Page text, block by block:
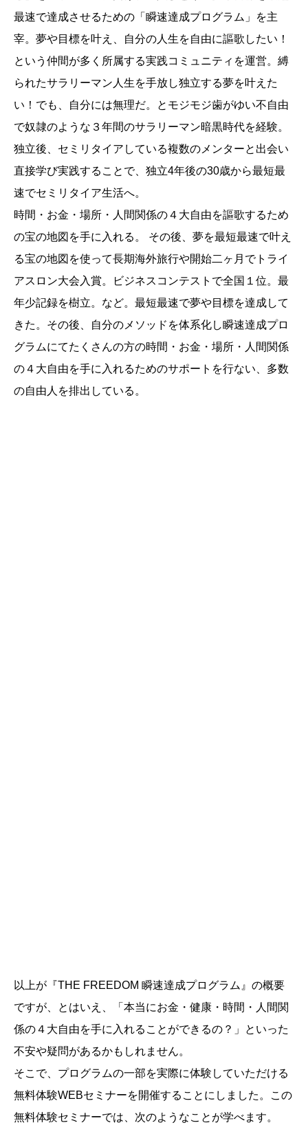
最速で達成させるための「瞬速達成プログラム」を主
宰。夢や目標を叶え、自分の人生を自由に謳歌したい！
という仲間が多く所属する実践コミュニティを運営。縛
られたサラリーマン人生を手放し独立する夢を叶えた
い！でも、自分には無理だ。とモジモジ歯がゆい不自由
で奴隷のような３年間のサラリーマン暗黒時代を経験。
独立後、セミリタイアしている複数のメンターと出会い
直接学び実践することで、独立4年後の30歳から最短最
速でセミリタイア生活へ。
時間・お金・場所・人間関係の４大自由を謳歌するため
の宝の地図を手に入れる。 その後、夢を最短最速で叶え
る宝の地図を使って長期海外旅行や開始二ヶ月でトライ
アスロン大会入賞。ビジネスコンテストで全国１位。最
年少記録を樹立。など。最短最速で夢や目標を達成して
きた。その後、自分のメソッドを体系化し瞬速達成プロ
グラムにてたくさんの方の時間・お金・場所・人間関係
の４大自由を手に入れるためのサポートを行ない、多数
の自由人を排出している。
以上が『THE FREEDOM 瞬速達成プログラム』の概要
ですが、とはいえ、「本当にお金・健康・時間・人間関
係の４大自由を手に入れることができるの？」といった
不安や疑問があるかもしれません。
そこで、プログラムの一部を実際に体験していただける
無料体験WEBセミナーを開催することにしました。この
無料体験セミナーでは、次のようなことが学べます。